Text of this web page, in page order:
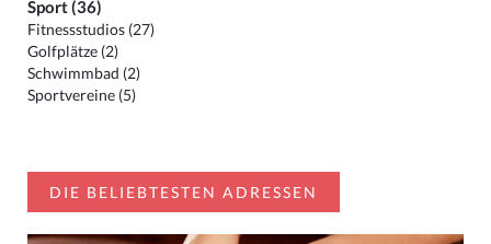
Sport (36)
Fitnessstudios (27)
Golfplätze (2)
Schwimmbad (2)
Sportvereine (5)
DIE BELIEBTESTEN ADRESSEN